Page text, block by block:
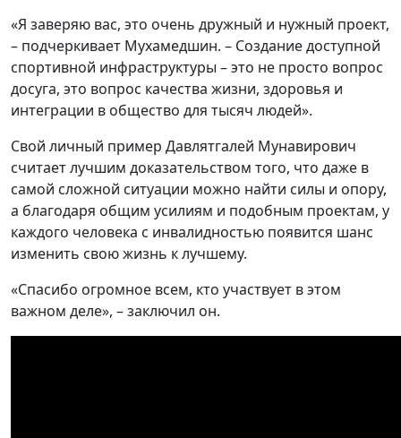
«Я заверяю вас, это очень дружный и нужный проект,
– подчеркивает Мухамедшин. – Создание доступной
спортивной инфраструктуры – это не просто вопрос
досуга, это вопрос качества жизни, здоровья и
интеграции в общество для тысяч людей».
Свой личный пример Давлятгалей Мунавирович
считает лучшим доказательством того, что даже в
самой сложной ситуации можно найти силы и опору,
а благодаря общим усилиям и подобным проектам, у
каждого человека с инвалидностью появится шанс
изменить свою жизнь к лучшему.
«Спасибо огромное всем, кто участвует в этом
важном деле», – заключил он.